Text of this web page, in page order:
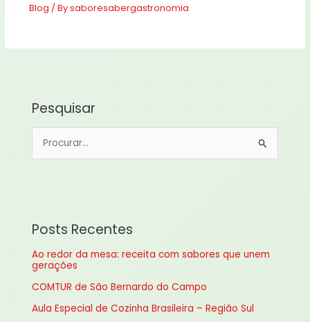
Blog / Bysaboresabergastronomia
Pesquisar
i
s
a
r
p
Posts Recentes
Ao redor da mesa: receita com sabores que unem
gerações
COMTUR de São Bernardo do Campo
Aula Especial de Cozinha Brasileira – Região Sul